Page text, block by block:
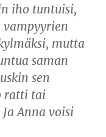
iho tuntuisi,
vampyyrien
mutta
saman
sen
ratti tai
Anna voisi